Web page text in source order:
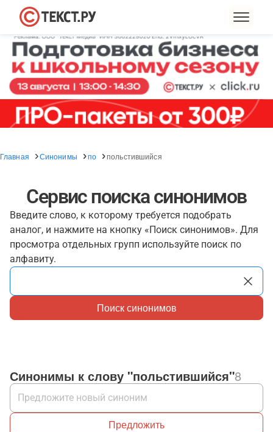
Главная Синонимы по польстившийся
Сервис поиска синонимов
Введите слово, к которому требуется подобрать
аналог, и нажмите на кнопку «Поиск синонимов». Для
просмотра отдельных групп используйте поиск по
алфавиту.
Поиск синонимов
Синонимы к слову "польстившийся"8
Предложить